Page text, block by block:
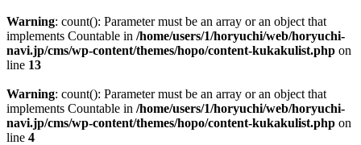
Warning: count(): Parameter must be an array or an object that
implements Countable in /home/users/1/horyuchi/web/horyuchi-
navi.jp/cms/wp-content/themes/hopo/content-kukakulist.php on
line 13
Warning: count(): Parameter must be an array or an object that
implements Countable in /home/users/1/horyuchi/web/horyuchi-
navi.jp/cms/wp-content/themes/hopo/content-kukakulist.php on
line 4